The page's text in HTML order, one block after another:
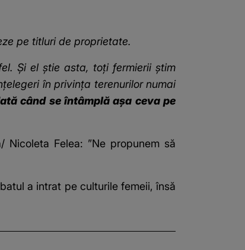
pe titluri de proprietate.
Și el știe asta, toți fermierii știm
în privința terenurilor numai
când se întâmplă așa ceva pe
Felea: ”Ne propunem să
a intrat pe culturile femeii, însă